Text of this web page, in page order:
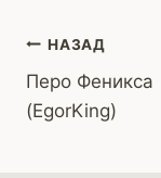
Навигация
по
записям
НАЗАД
Перо Феникса
(EgorKing)